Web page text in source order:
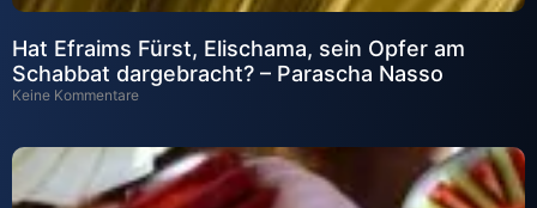
Hat Efraims Fürst, Elischama, sein Opfer am
Schabbat dargebracht? – Parascha Nasso
Keine Kommentare